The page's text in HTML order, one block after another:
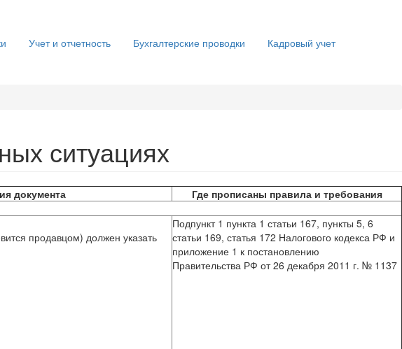
Учет и отчетность Бухгалтерские проводки
Кадровый учет
ситуациях
документа
Где прописаны правила и требования
продавцом) должен указать
Подпункт 1 пункта 1 статьи 167, пункты 5, 6
статьи 169, статья 172 Налогового кодекса РФ и
приложение 1 к постановлению
Правительства РФ от 26 декабря 2011 г. № 1137